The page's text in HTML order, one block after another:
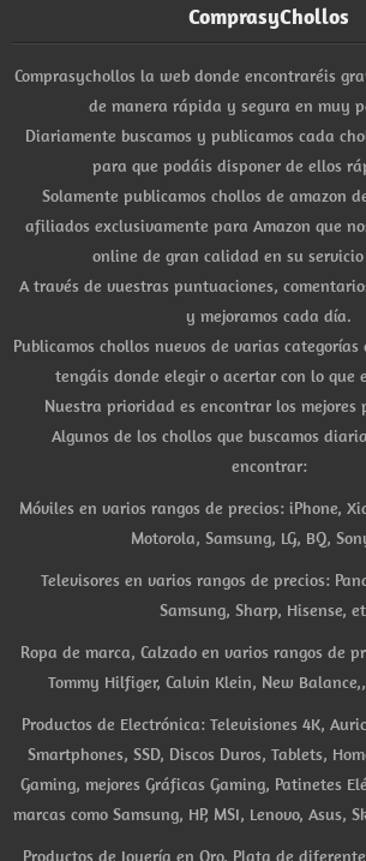
ComprasyChollos
Comprasychollos la web donde encontraréis
de manera rápida y segura en muy
Diariamente buscamos y publicamos cada
para que podáis disponer de ellos
Solamente publicamos chollos de amazon
afiliados exclusivamente para Amazon que
online de gran calidad en su
A través de vuestras puntuaciones,
y mejoramos cada día.
Publicamos chollos nuevos de varias
tengáis donde elegir o acertar con lo que
Nuestra prioridad es encontrar los mejores
Algunos de los chollos que buscamos
encontrar:
Móviles en varios rangos de precios: iPhone,
Motorola, Samsung, LG, BQ,
Televisores en varios rangos de precios:
Samsung, Sharp, Hisense,
Ropa de marca, Calzado en varios rangos de
Tommy Hilfiger, Calvin Klein, New
Productos de Electrónica: Televisiones 4K,
Smartphones, SSD, Discos Duros, Tablets,
Gaming, mejores Gráficas Gaming, Patinetes
marcas como Samsung, HP, MSI, Lenovo, Asus,
Productos de Joyería en Oro, Plata de